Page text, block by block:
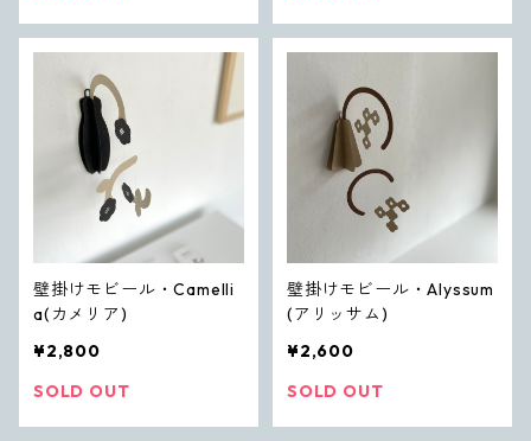
壁掛けモビール・Camelli
a(カメリア)
¥2,800
SOLD OUT
壁掛けモビール・Alyssum
(アリッサム)
¥2,600
SOLD OUT